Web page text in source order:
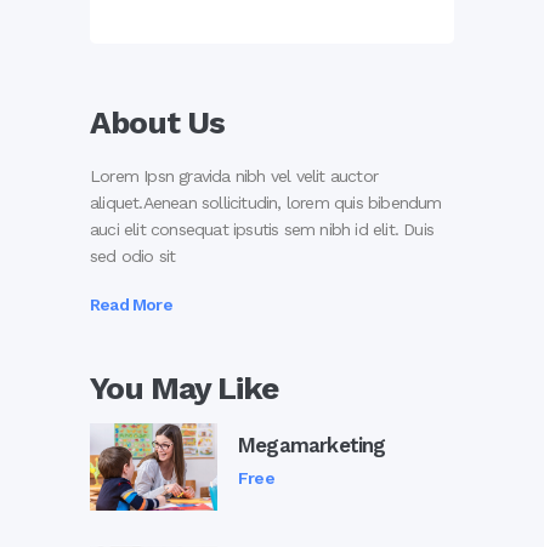
About Us
Lorem Ipsn gravida nibh vel velit auctor
aliquet.Aenean sollicitudin, lorem quis bibendum
auci elit consequat ipsutis sem nibh id elit. Duis
sed odio sit
Read More
You May Like
Megamarketing
Free